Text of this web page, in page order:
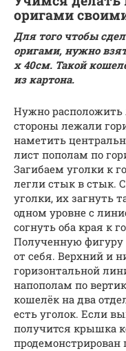
оригами
Для того чтобы
оригами, нужно
х 40см. Такой
из картона.
Нужно расположить
стороны лежали
наметить
лист пополам по
Загибаем уголки к
легли стык в стык.
уголки, их загнуть
одном уровне с
согнуть оба края к
Полученную фигуру
от себя. Верхний и
горизонтальной
напополам по
кошелёк на два
есть уголок. Если
получится крышка
продемонстрирован